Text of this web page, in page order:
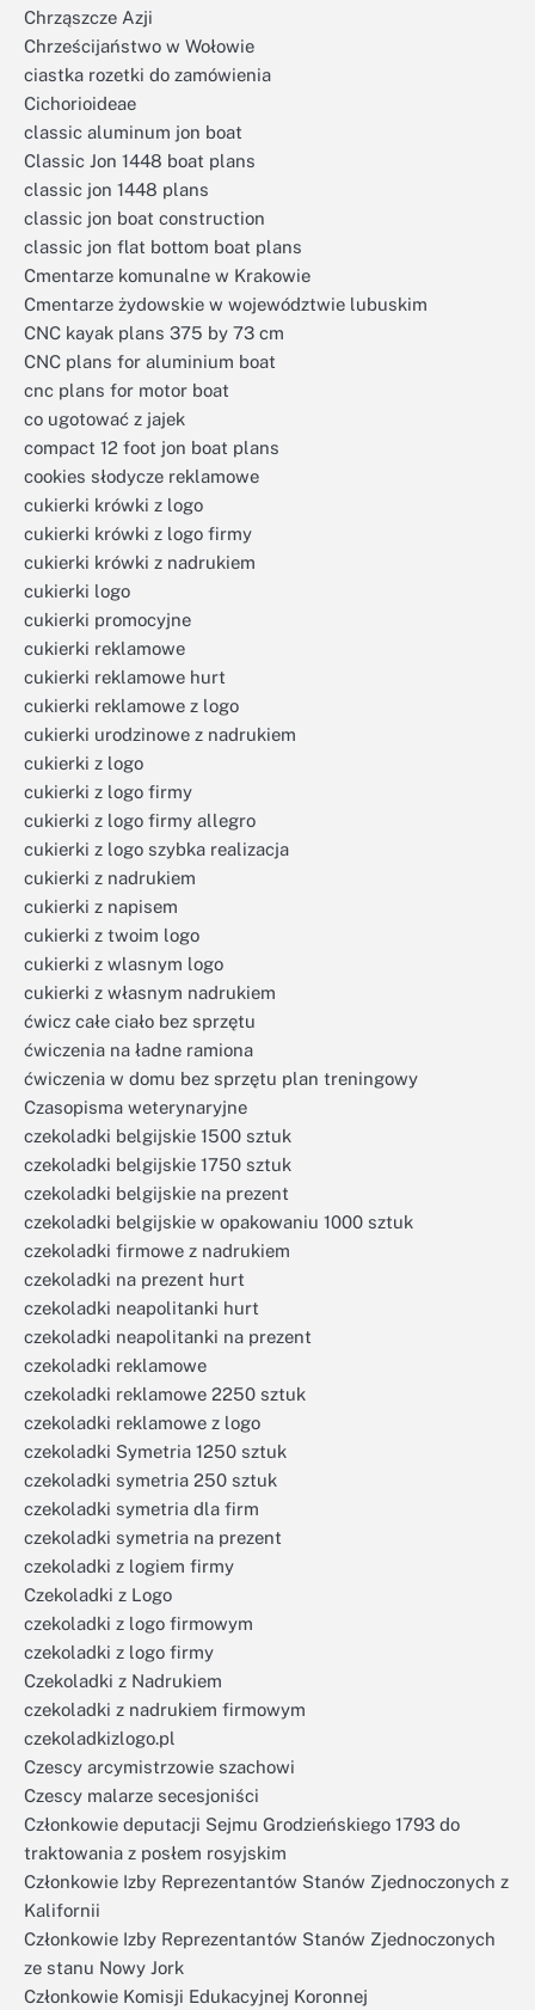
Chrząszcze Azji
Chrześcijaństwo w Wołowie
ciastka rozetki do zamówienia
Cichorioideae
classic aluminum jon boat
Classic Jon 1448 boat plans
classic jon 1448 plans
classic jon boat construction
classic jon flat bottom boat plans
Cmentarze komunalne w Krakowie
Cmentarze żydowskie w województwie lubuskim
CNC kayak plans 375 by 73 cm
CNC plans for aluminium boat
cnc plans for motor boat
co ugotować z jajek
compact 12 foot jon boat plans
cookies słodycze reklamowe
cukierki krówki z logo
cukierki krówki z logo firmy
cukierki krówki z nadrukiem
cukierki logo
cukierki promocyjne
cukierki reklamowe
cukierki reklamowe hurt
cukierki reklamowe z logo
cukierki urodzinowe z nadrukiem
cukierki z logo
cukierki z logo firmy
cukierki z logo firmy allegro
cukierki z logo szybka realizacja
cukierki z nadrukiem
cukierki z napisem
cukierki z twoim logo
cukierki z wlasnym logo
cukierki z własnym nadrukiem
ćwicz całe ciało bez sprzętu
ćwiczenia na ładne ramiona
ćwiczenia w domu bez sprzętu plan treningowy
Czasopisma weterynaryjne
czekoladki belgijskie 1500 sztuk
czekoladki belgijskie 1750 sztuk
czekoladki belgijskie na prezent
czekoladki belgijskie w opakowaniu 1000 sztuk
czekoladki firmowe z nadrukiem
czekoladki na prezent hurt
czekoladki neapolitanki hurt
czekoladki neapolitanki na prezent
czekoladki reklamowe
czekoladki reklamowe 2250 sztuk
czekoladki reklamowe z logo
czekoladki Symetria 1250 sztuk
czekoladki symetria 250 sztuk
czekoladki symetria dla firm
czekoladki symetria na prezent
czekoladki z logiem firmy
Czekoladki z Logo
czekoladki z logo firmowym
czekoladki z logo firmy
Czekoladki z Nadrukiem
czekoladki z nadrukiem firmowym
czekoladkizlogo.pl
Czescy arcymistrzowie szachowi
Czescy malarze secesjoniści
Członkowie deputacji Sejmu Grodzieńskiego 1793 do
traktowania z posłem rosyjskim
Członkowie Izby Reprezentantów Stanów Zjednoczonych z
Kalifornii
Członkowie Izby Reprezentantów Stanów Zjednoczonych
ze stanu Nowy Jork
Członkowie Komisji Edukacyjnej Koronnej